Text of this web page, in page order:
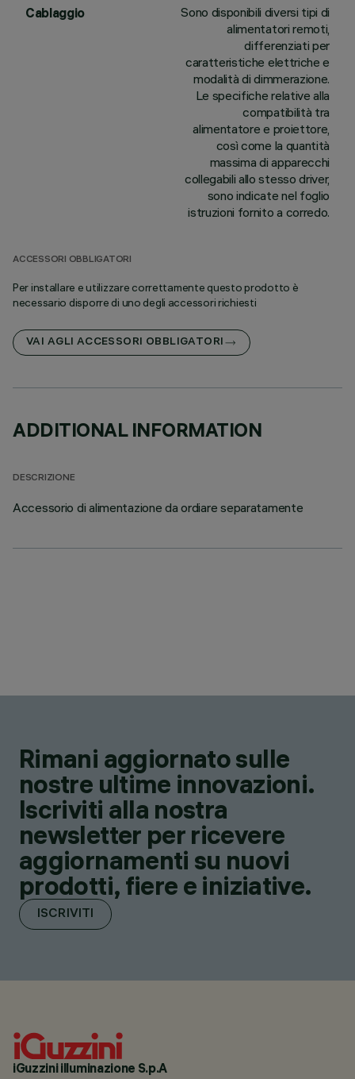
Cablaggio
Sono disponibili diversi tipi di
alimentatori remoti,
differenziati per
caratteristiche elettriche e
modalità di dimmerazione.
Le specifiche relative alla
compatibilità tra
alimentatore e proiettore,
così come la quantità
massima di apparecchi
collegabili allo stesso driver,
sono indicate nel foglio
istruzioni fornito a corredo.
ACCESSORI OBBLIGATORI
Per installare e utilizzare correttamente questo prodotto è
necessario disporre di uno degli accessori richiesti
VAI AGLI ACCESSORI OBBLIGATORI
ADDITIONAL INFORMATION
DESCRIZIONE
Accessorio di alimentazione da ordiare separatamente
Rimani aggiornato sulle
nostre ultime innovazioni.
Iscriviti alla nostra
newsletter per ricevere
aggiornamenti su nuovi
prodotti, fiere e iniziative.
ISCRIVITI
iGuzzini illuminazione S.p.A